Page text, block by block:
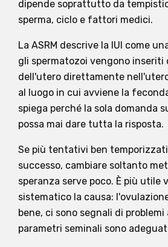
dipende soprattutto da
sperma, ciclo e fattori medici.
La ASRM descrive la IUI come
gli spermatozoi vengono inseriti
dell'utero direttamente
al luogo in cui avviene la
spiega perché la sola domanda
possa mai dare tutta la risposta.
Se più tentativi ben
successo, cambiare soltanto
speranza serve poco. È più utile
sistematico la causa:
bene, ci sono segnali di problemi
parametri seminali sono